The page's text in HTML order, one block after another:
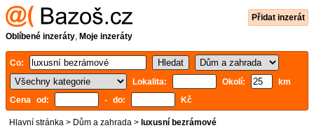
Přidat inzerát
Oblíbené inzeráty, Moje inzeráty
Co:
Lokalita:
Okolí:
km
Cena od:
- do: Kč
Hlavní stránka > Dům a zahrada > luxusní bezrámové